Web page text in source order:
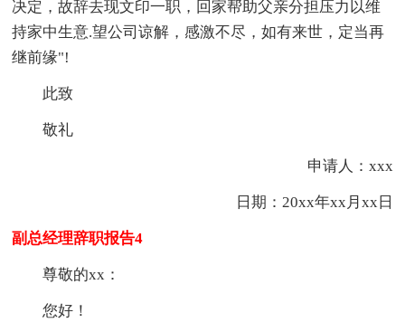
决定，故辞去现文印一职，回家帮助父亲分担压力以维
持家中生意.望公司谅解，感激不尽，如有来世，定当再
继前缘"!
此致
敬礼
申请人：xxx
日期：20xx年xx月xx日
副总经理辞职报告4
尊敬的xx：
您好！